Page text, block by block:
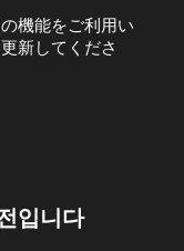
機能をご利用い
新してくださ
입니다